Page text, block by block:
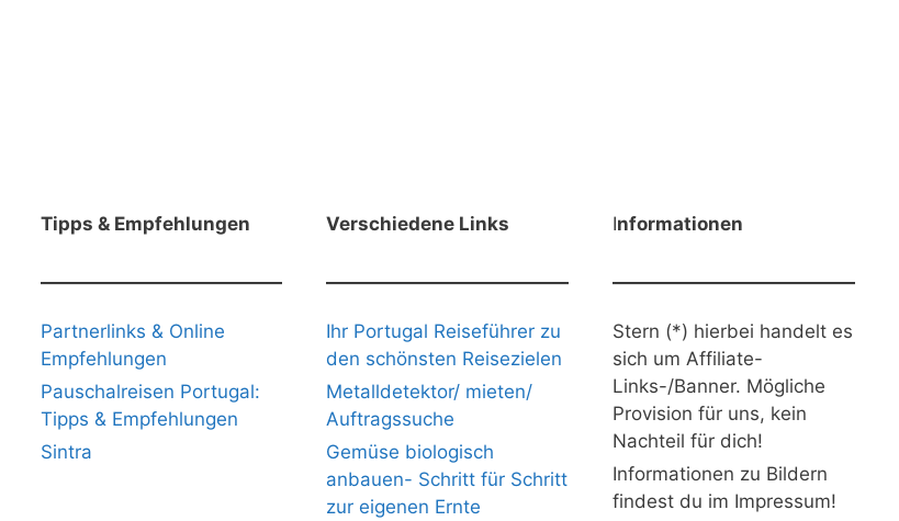
Tipps & Empfehlungen
Partnerlinks & Online
Empfehlungen
Pauschalreisen Portugal:
Tipps & Empfehlungen
Sintra
Verschiedene Links
Ihr Portugal Reiseführer zu
den schönsten Reisezielen
Metalldetektor/ mieten/
Auftragssuche
Gemüse biologisch
anbauen- Schritt für Schritt
zur eigenen Ernte
Informationen
Stern (*) hierbei handelt es
sich um Affiliate-
Links-/Banner. Mögliche
Provision für uns, kein
Nachteil für dich!
Informationen zu Bildern
findest du im Impressum!